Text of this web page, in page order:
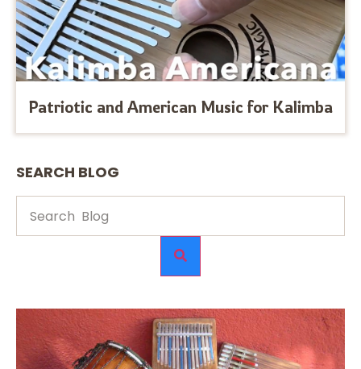
Patriotic and American Music for Kalimba
SEARCH BLOG